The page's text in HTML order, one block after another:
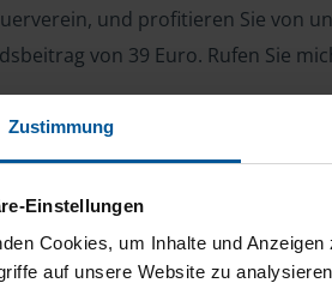
Zustimmung
Einstellungen
Cookies, um Inhalte und
auf unsere Website zu
und profitieren Sie von
von 39 Euro. Rufen Sie
für Arbeitnehmer,
nach § 4 Nr. 11 Steuerberatungsgesetz
wir in vielen Fällen der geeignete